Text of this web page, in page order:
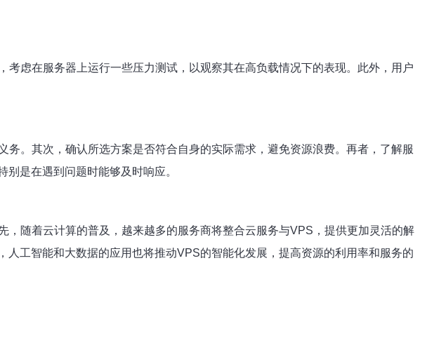
虑在服务器上运行一些压力测试，以观察其在高负载情况下的表现。此外，用户
。其次，确认所选方案是否符合自身的实际需求，避免资源浪费。再者，了解服
是在遇到问题时能够及时响应。
随着云计算的普及，越来越多的服务商将整合云服务与VPS，提供更加灵活的解
工智能和大数据的应用也将推动VPS的智能化发展，提高资源的利用率和服务的